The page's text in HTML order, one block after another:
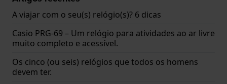
A viajar com o seu(s) relógio(s)? 6 dicas
Casio PRG-69 – Um relógio para atividades ao ar livre
muito completo e acessível.
Os cinco (ou seis) relógios que todos os homens
devem ter.